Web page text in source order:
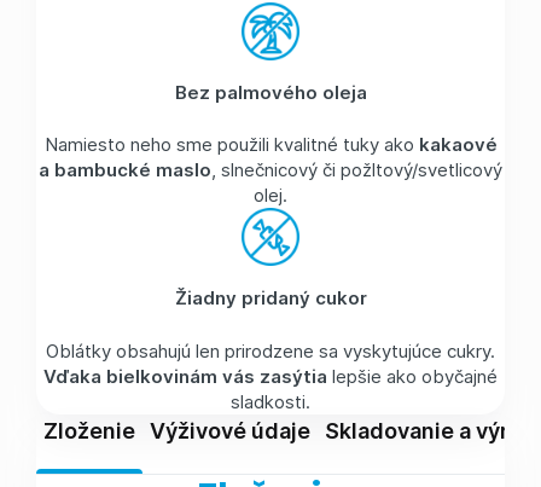
Bez palmového oleja
Namiesto neho sme použili kvalitné tuky ako kakaové
a bambucké maslo, slnečnicový či požltový/svetlicový
olej.
Žiadny pridaný cukor
Oblátky obsahujú len prirodzene sa vyskytujúce cukry.
Vďaka bielkovinám vás zasýtia lepšie ako obyčajné
sladkosti.
Zloženie Výživové údaje Skladovanie a